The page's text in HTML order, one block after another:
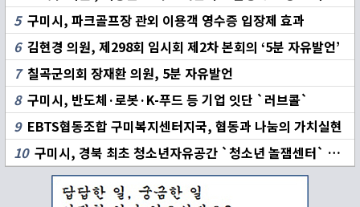
5구미시, 파크골프장 관외 이용객 영수증 입장제 효과
6김현경 의원, 제298회 임시회 제2차 본회의 ‘5분 자유발언’
7칠곡군의회 장재환 의원, 5분 자유발언
8구미시, 반도체·로봇·K-푸드 등 기업 잇단 `러브콜`
9EBTS협동조합 구미복지센터지국, 협동과 나눔의 가치실현
10구미시, 경북 최초 청소년자유공간 `청소년 놀잼센터` 개소